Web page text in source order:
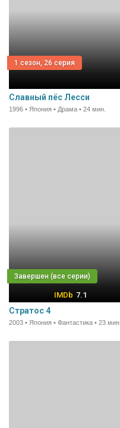
1 сезон, 26 серия
Славный пёс Лесси
1996 • Япония • Драма • 24 мин.
7.1
Стратос 4
2003 • Япония • Фантастика • 23 мин.